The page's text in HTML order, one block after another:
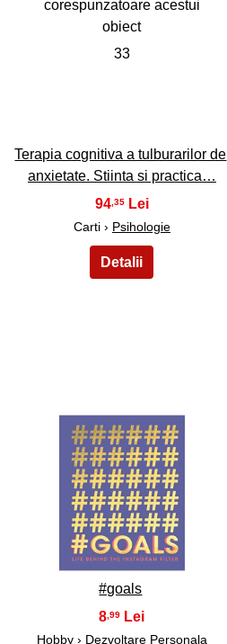
33
Terapia cognitiva a tulburarilor de
anxietate. Stiinta si practica…
94,35
Carti › Psihologie
38
#goals
8,99
Hobby› Dezvoltare Personala